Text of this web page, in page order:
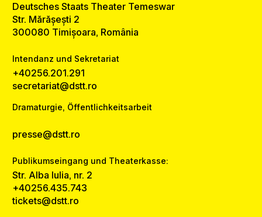
Deutsches Staats Theater Temeswar
Str. Mărășești 2
300080 Timișoara, România
Intendanz und Sekretariat
+40256.201.291
secretariat@dstt.ro
Dramaturgie, Öffentlichkeitsarbeit
presse@dstt.ro
Publikumseingang und Theaterkasse:
Str. Alba Iulia, nr. 2
+40256.435.743
tickets@dstt.ro